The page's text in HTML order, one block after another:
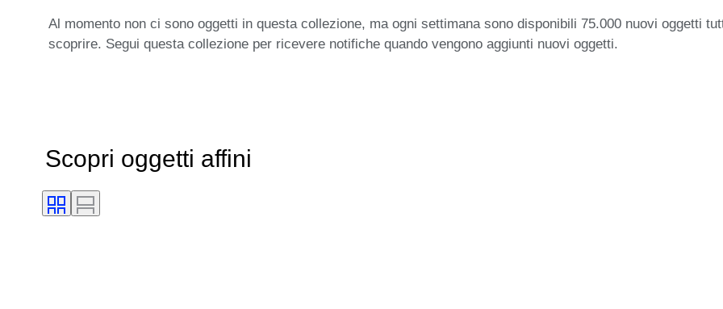
Al momento non ci sono oggetti in questa collezione, ma ogni settimana sono disponibili 75.000 nuovi oggetti
scoprire. Segui questa collezione per ricevere notifiche quando vengono aggiunti nuovi oggetti.
Scopri oggetti affini